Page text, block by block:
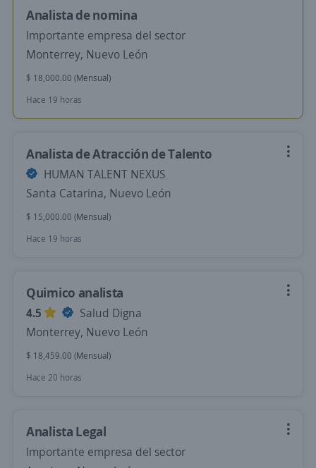
Analista de nomina
Importante empresa del sector
Monterrey, Nuevo León
$ 18,000.00 (Mensual)
Hace 19 horas
Analista de Atracción de Talento
HUMAN TALENT NEXUS
Santa Catarina, Nuevo León
$ 15,000.00 (Mensual)
Hace 19 horas
Quimico analista
4.5
Salud Digna
Monterrey, Nuevo León
$ 18,459.00 (Mensual)
Hace 20 horas
Analista Legal
Importante empresa del sector